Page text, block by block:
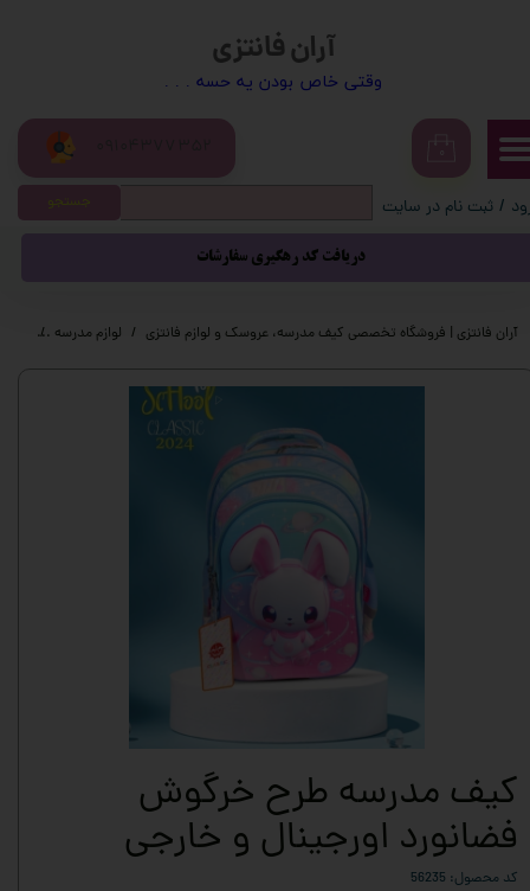
آران فانتزی
​​وقتی خاص بودن یه حسه . . .
/ ثبت نام در سایت
سفارشات
خروج از حساب کاربری
دریافت کد رهگیری سفارشات
جستجو
آران فانتزی | فروشگاه تخصصی کیف مدرسه، عروسک و لوازم فانتزی لوازم مدرسه
کیف مدرسه طرح خرگوش
فضانورد اورجینال و خارجی
کد محصول: 56235